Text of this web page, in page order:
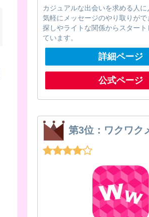
カジュアルな出会いを求める人に
気軽にメッセージのやり取りがで
探しやライトな関係からスタート
ています。
詳細ページ
公式ページ
第3位：ワクワク